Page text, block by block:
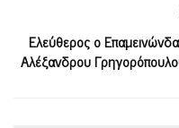
Ελεύθερος ο
Αλέξανδρου